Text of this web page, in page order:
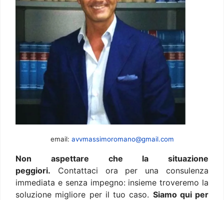
email: avvmassimoromano@gmail.com
Non aspettare che la situazione
peggiori. Contattaci ora per una consulenza
immediata e senza impegno: insieme troveremo la
soluzione migliore per il tuo caso. Siamo qui per